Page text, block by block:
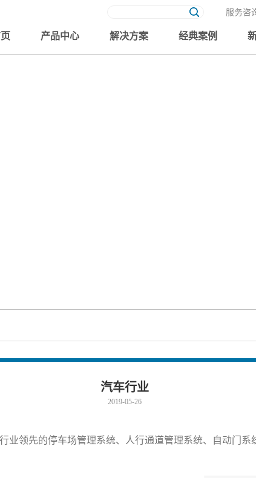
服务咨
产品中心 解决方案 经典案例
汽车行业
2019-05-26
业领先的停车场管理系统、人行通道管理系统、自动门